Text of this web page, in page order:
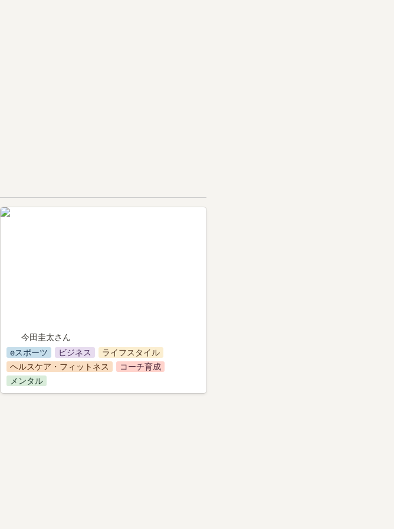
今田圭太さん
今田圭太さん
eスポーツ
ビジネス
ライフスタイル
ヘルスケア・フィットネス
コーチ育成
メンタル